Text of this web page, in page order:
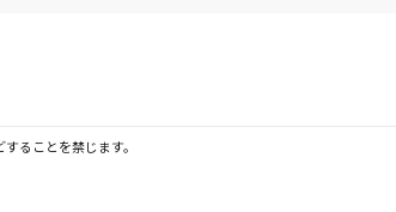
ることを禁じます。